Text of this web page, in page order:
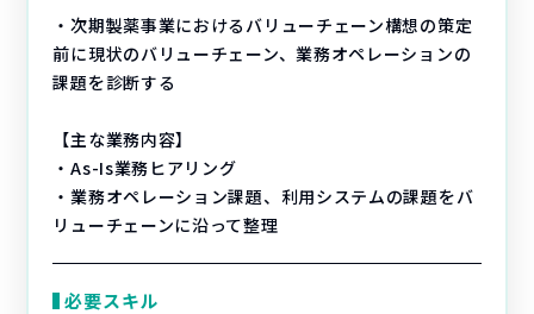
・次期製薬事業におけるバリューチェーン構想の策定
前に現状のバリューチェーン、業務オペレーションの
課題を診断する
【主な業務内容】
・As-Is業務ヒアリング
・業務オペレーション課題、利用システムの課題をバ
リューチェーンに沿って整理
必要スキル